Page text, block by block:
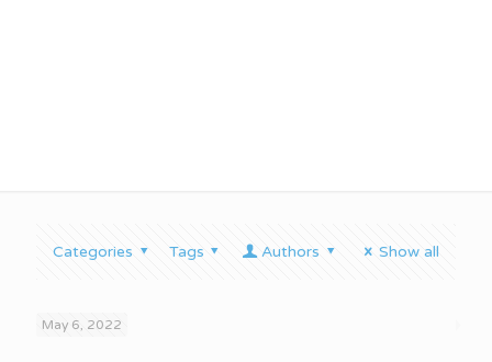
Categories Tags Authors Show all
May 6, 2022